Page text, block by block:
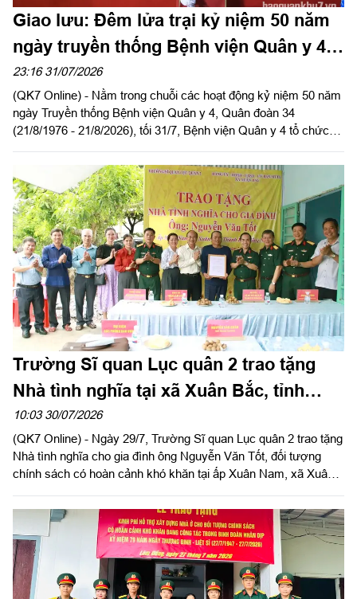
Giao lưu: Đêm lửa trại kỷ niệm 50 năm
ngày truyền thống Bệnh viện Quân y 4,
Quân đoàn 34
23:16 31/07/2026
(QK7 Online) - Nằm trong chuỗi các hoạt động kỷ niệm 50 năm
ngày Truyền thống Bệnh viện Quân y 4, Quân đoàn 34
(21/8/1976 - 21/8/2026), tối 31/7, Bệnh viện Quân y 4 tổ chức
Cống hiến - Phát triển”.
Trường Sĩ quan Lục quân 2 trao tặng
Nhà tình nghĩa tại xã Xuân Bắc, tỉnh
Đồng Nai
10:03 30/07/2026
(QK7 Online) - Ngày 29/7, Trường Sĩ quan Lục quân 2 trao tặng
Nhà tình nghĩa cho gia đình ông Nguyễn Văn Tốt, đối tượng
chính sách có hoàn cảnh khó khăn tại ấp Xuân Nam, xã Xuân
“Đền ơn đáp nghĩa”, tri ân người có công với cách mạng nhân
kỷ niệm 79 năm Ngày Thương binh - Liệt sĩ (27/7/1947 -
27/7/2026), hướng tới kỷ niệm 65 năm Ngày truyền thống
Trường Sĩ quan Lục quân 2 (27/8/1961 - 27/8/2026).